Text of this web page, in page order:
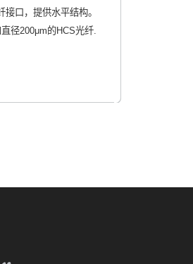
口，提供水平结构。
径200μm的HCS光纤.